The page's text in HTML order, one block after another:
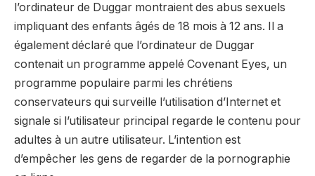
l’ordinateur de Duggar montraient des abus sexuels
impliquant des enfants âgés de 18 mois à 12 ans. Il a
également déclaré que l’ordinateur de Duggar
contenait un programme appelé Covenant Eyes, un
programme populaire parmi les chrétiens
conservateurs qui surveille l’utilisation d’Internet et
signale si l’utilisateur principal regarde le contenu pour
adultes à un autre utilisateur. L’intention est
d’empêcher les gens de regarder de la pornographie